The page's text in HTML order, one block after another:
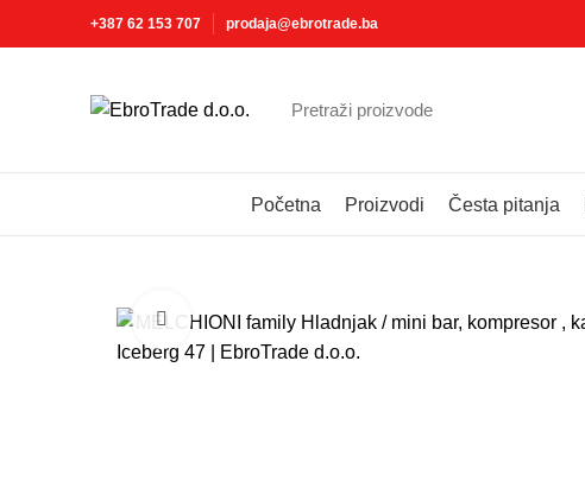
+387 62 153 707 prodaja@ebrotrade.ba
Početna
Proizvodi Česta pitanja
Click to enlarge